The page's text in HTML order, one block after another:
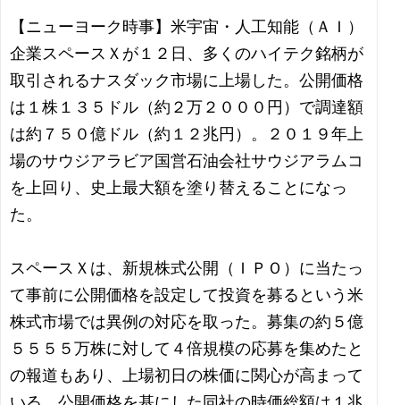
【ニューヨーク時事】米宇宙・人工知能（ＡＩ）
企業スペースＸが１２日、多くのハイテク銘柄が
取引されるナスダック市場に上場した。公開価格
は１株１３５ドル（約２万２０００円）で調達額
は約７５０億ドル（約１２兆円）。２０１９年上
場のサウジアラビア国営石油会社サウジアラムコ
を上回り、史上最大額を塗り替えることになっ
た。
スペースＸは、新規株式公開（ＩＰＯ）に当たっ
て事前に公開価格を設定して投資を募るという米
株式市場では異例の対応を取った。募集の約５億
５５５５万株に対して４倍規模の応募を集めたと
の報道もあり、上場初日の株価に関心が高まって